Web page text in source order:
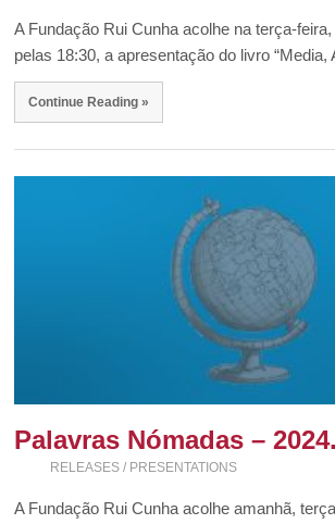
A Fundação Rui Cunha acolhe na terça-
pelas 18:30, a apresentação do livro “Media,
Continue Reading »
Palavras Nómadas –
RELEASES / PRESENTATIONS
A Fundação Rui Cunha acolhe amanhã,